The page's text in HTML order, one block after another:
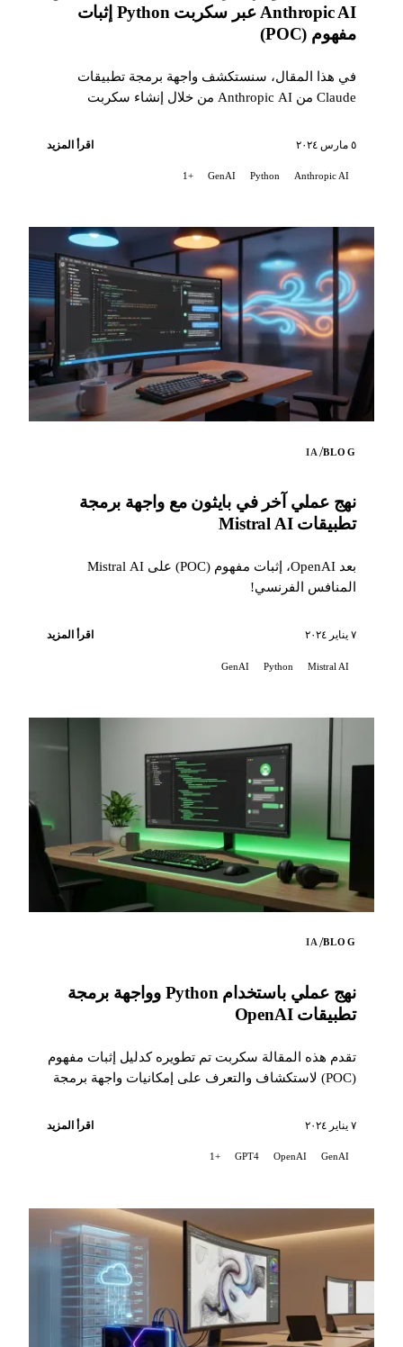
Anthropic AI عبر سكربت Python إثبات
مفهوم (POC)
في هذا المقال، سنستكشف واجهة برمجة تطبيقات
Claude من Anthropic AI من خلال إنشاء سكربت
...
٥ مارس ٢٠٢٤ اقرأ المزيد
Anthropic AI
Python
GenAI
+1
BLOG
/
IA
نهج عملي آخر في بايثون مع واجهة برمجة
تطبيقات Mistral AI
بعد OpenAI، إثبات مفهوم (POC) على Mistral AI
المنافس الفرنسي!
٧ يناير ٢٠٢٤ اقرأ المزيد
Mistral AI
Python
GenAI
BLOG
/
IA
نهج عملي باستخدام Python وواجهة برمجة
تطبيقات OpenAI
تقدم هذه المقالة سكربت تم تطويره كدليل إثبات مفهوم
(POC) لاستكشاف والتعرف على إمكانيات واجهة برمجة
٧ يناير ٢٠٢٤ اقرأ المزيد
GenAI
OpenAI
GPT4
+1